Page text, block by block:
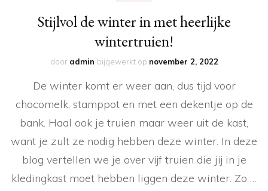
Stijlvol de winter in met heerlijke
wintertruien!
door admin bijgewerkt op november 2, 2022
De winter komt er weer aan, dus tijd voor
chocomelk, stamppot en met een dekentje op de
bank. Haal ook je truien maar weer uit de kast,
want je zult ze nodig hebben deze winter. In deze
blog vertellen we je over vijf truien die jij in je
kledingkast moet hebben liggen deze winter. Zo …